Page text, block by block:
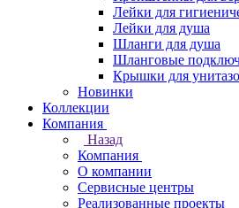
Лейки для
Лейки для душа
Шланги для душа
Шланговые
Крышки для
Новинки
Коллекции
Компания
Назад
Компания
О компании
Сервисные центры
Реализованные проекты